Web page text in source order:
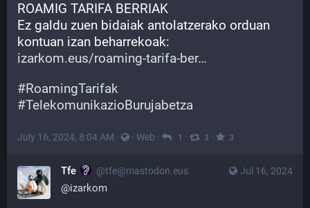
ROAMIG TARIFA BERRIAK
Ez galdu zuen bidaiak antolatzerako orduan
kontuan izan beharrekoak:
izarkom.eus/roaming-tarifa-ber
#RoamingTarifak
#TelekomunikazioBurujabetza
July 16, 2024, 8:04 AM · · Web · 1 · 3 · 3
Jul 16, 2024
Tfe @tfe@mastodon.eus
@izarkom